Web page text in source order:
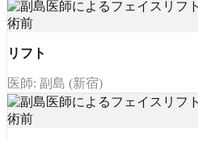
リフト
医師: 副島 (新宿)